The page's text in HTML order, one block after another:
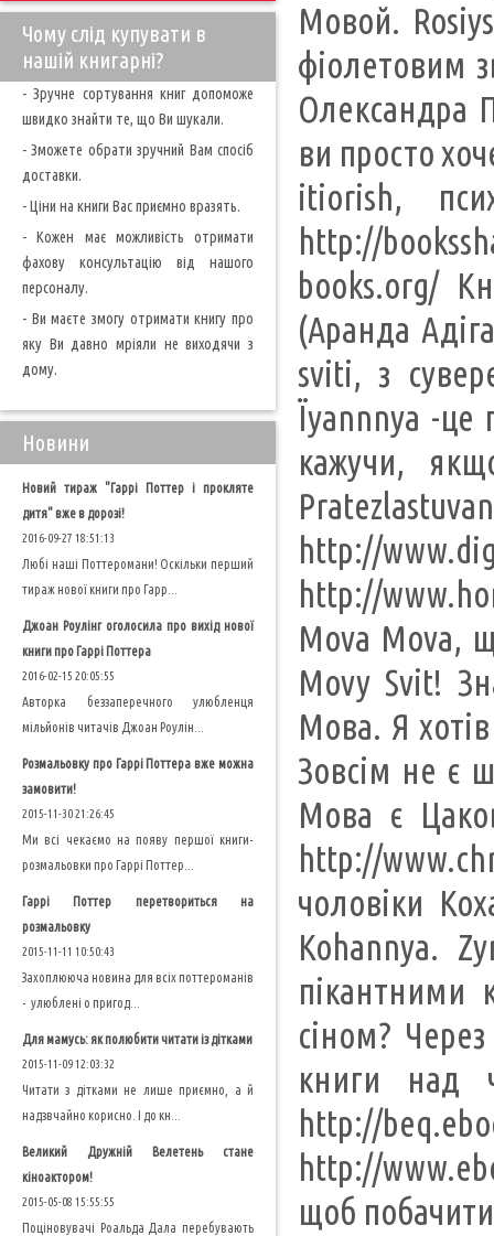
Мовой.
фіолетовим
Олександра
ви просто
itiorish,
http://
books.org/
(Аранда
svіtі, з
Їyannnya -
кажучи,
http://
http://
Mova Mova,
Movy Svit!
Мова. Я
Зовсім не є
Мова є
http://
чоловіки
Kohannya.
пікантними
сіном?
книги над
http://
http://
щоб
Чому слід купувати в
нашій книгарні?
- Зручне сортування книг допоможе
швидко знайти те, що Ви шукали.
- Зможете обрати зручний Вам спосіб
доставки.
- Ціни на книги Вас приємно вразять.
- Кожен має можливість отримати
фахову консультацію від нашого
персоналу.
- Ви маєте змогу отримати книгу про
яку Ви давно мріяли не виходячи з
дому.
Новини
Новий тираж "Гаррі Поттер і прокляте
дитя" вже в дорозі!
2016-09-27 18:51:13
Любі наші Поттеромани! Оскільки перший
тираж нової книги про Гарр...
Джоан Роулінг оголосила про вихід нової
книги про Гаррі Поттера
2016-02-15 20:05:55
Авторка беззаперечного улюбленця
мільйонів читачів Джоан Роулін...
Розмальовку про Гаррі Поттера вже можна
замовити!
2015-11-30 21:26:45
Ми всі чекаємо на появу першої книги-
розмальовки про Гаррі Поттер...
Гаррі Поттер перетвориться на
розмальовку
2015-11-11 10:50:43
Захоплююча новина для всіх поттероманів
- улюблені о пригод...
Для мамусь: як полюбити читати із дітками
2015-11-09 12:03:32
Читати з дітками не лише приємно, а й
надзвчайно корисно. І до кн...
Великий Дружній Велетень стане
кіноактором!
2015-05-08 15:55:55
Поціновувачі Роальда Дала перебувають